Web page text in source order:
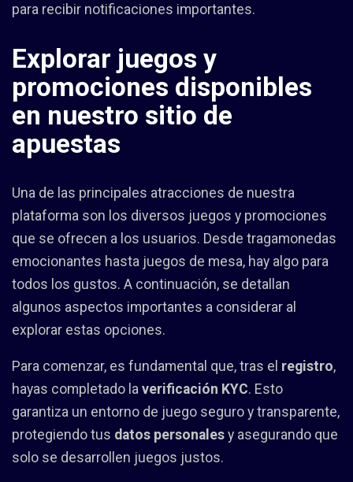
para recibir notificaciones importantes.
Explorar juegos y
promociones disponibles
en nuestro sitio de
apuestas
Una de las principales atracciones de nuestra
plataforma son los diversos juegos y promociones
que se ofrecen a los usuarios. Desde tragamonedas
emocionantes hasta juegos de mesa, hay algo para
todos los gustos. A continuación, se detallan
algunos aspectos importantes a considerar al
explorar estas opciones.
Para comenzar, es fundamental que, tras el registro,
hayas completado la verificación KYC. Esto
garantiza un entorno de juego seguro y transparente,
protegiendo tus datos personales y asegurando que
solo se desarrollen juegos justos.